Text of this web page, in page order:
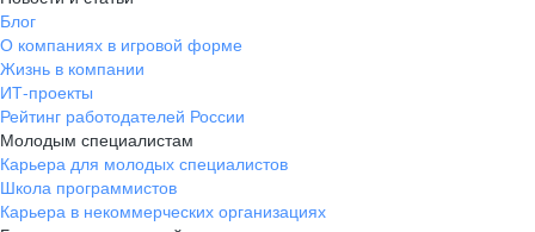
Блог
О компаниях в игровой форме
Жизнь в компании
ИТ-проекты
Рейтинг работодателей России
Молодым специалистам
Карьера для молодых специалистов
Школа программистов
Карьера в некоммерческих организациях